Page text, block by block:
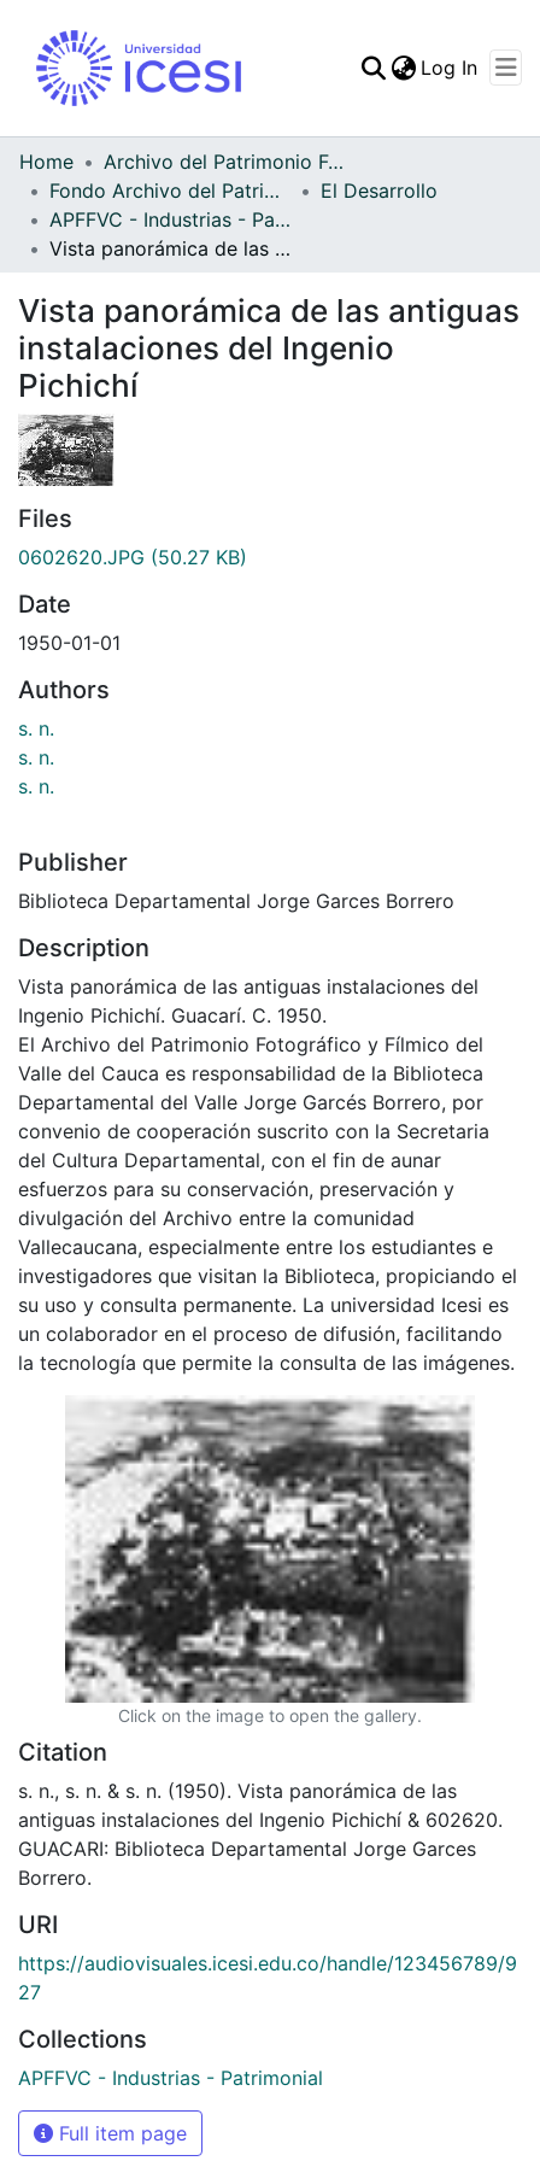
Statistics
Log In
Home
Archivo del Patrimonio Fotográfico y Fílmico del Valle del Cauca
Fondo Archivo del Patrimonio Fotográfico y Fílmico del Valle del Cauca
El Desarrollo
APFFVC - Industrias - Patrimonial
Vista panorámica de las antiguas instalaciones del Ingenio Pichichí
Vista panorámica de las antiguas
instalaciones del Ingenio
Pichichí
Files
0602620.JPG (50.27 KB)
Date
1950-01-01
Authors
s. n.
s. n.
s. n.
Publisher
Biblioteca Departamental Jorge Garces Borrero
Description
Vista panorámica de las antiguas instalaciones del
Ingenio Pichichí. Guacarí. C. 1950.
El Archivo del Patrimonio Fotográfico y Fílmico del
Valle del Cauca es responsabilidad de la Biblioteca
Departamental del Valle Jorge Garcés Borrero, por
convenio de cooperación suscrito con la Secretaria
del Cultura Departamental, con el fin de aunar
esfuerzos para su conservación, preservación y
divulgación del Archivo entre la comunidad
Vallecaucana, especialmente entre los estudiantes e
investigadores que visitan la Biblioteca, propiciando el
su uso y consulta permanente. La universidad Icesi es
un colaborador en el proceso de difusión, facilitando
la tecnología que permite la consulta de las imágenes.
Click on the image to open the gallery.
Citation
s. n., s. n. & s. n. (1950). Vista panorámica de las
antiguas instalaciones del Ingenio Pichichí & 602620.
GUACARI: Biblioteca Departamental Jorge Garces
Borrero.
URI
https://audiovisuales.icesi.edu.co/handle/123456789/9
27
Collections
APFFVC - Industrias - Patrimonial
Full item page